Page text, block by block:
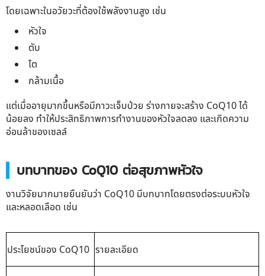
โดยเฉพาะในอวัยวะที่ต้องใช้พลังงานสูง เช่น
หัวใจ
ตับ
ไต
กล้ามเนื้อ
แต่เมื่ออายุมากขึ้นหรือมีภาวะเจ็บป่วย ร่างกายจะสร้าง CoQ10 ได้
น้อยลง ทำให้ประสิทธิภาพการทำงานของหัวใจลดลง และเกิดความ
อ่อนล้าของเซลล์
บทบาทของ CoQ10 ต่อสุขภาพหัวใจ
งานวิจัยมากมายยืนยันว่า CoQ10 มีบทบาทโดยตรงต่อระบบหัวใจ
และหลอดเลือด เช่น
ประโยชน์ของ CoQ10 รายละเอียด